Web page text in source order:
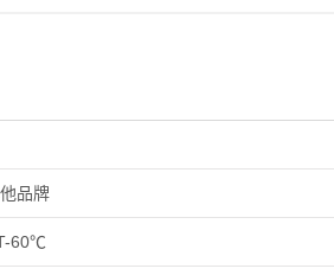
品牌
60℃